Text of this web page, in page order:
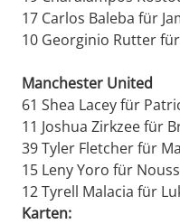
17 Carlos Baleba für
10 Georginio Rutter
Manchester United
61 Shea Lacey für
11 Joshua Zirkzee für
39 Tyler Fletcher für
15 Leny Yoro für
12 Tyrell Malacia für
Karten: